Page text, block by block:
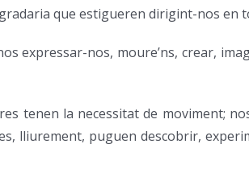
que estigueren dirigint-nos en
expressar-nos, moure’ns, crear,
tenen la necessitat de moviment;
lliurement, puguen descobrir,